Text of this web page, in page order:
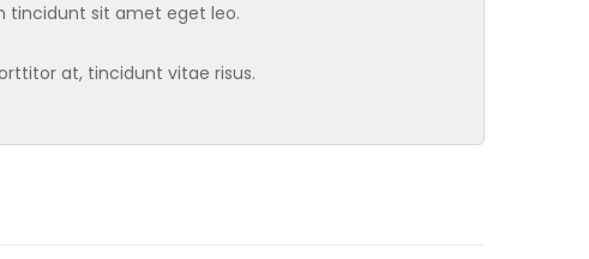
tincidunt sit amet eget leo.
at, tincidunt vitae risus.